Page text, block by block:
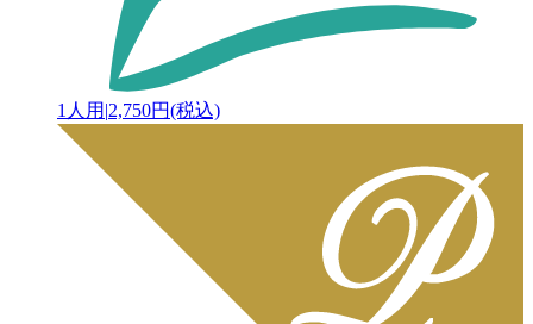
1人用 |2,750円(税込)